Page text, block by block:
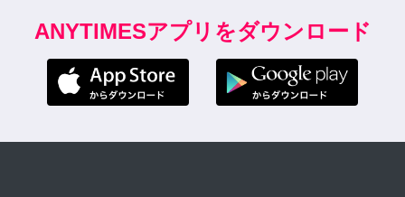
ANYTIMESアプリをダウンロード